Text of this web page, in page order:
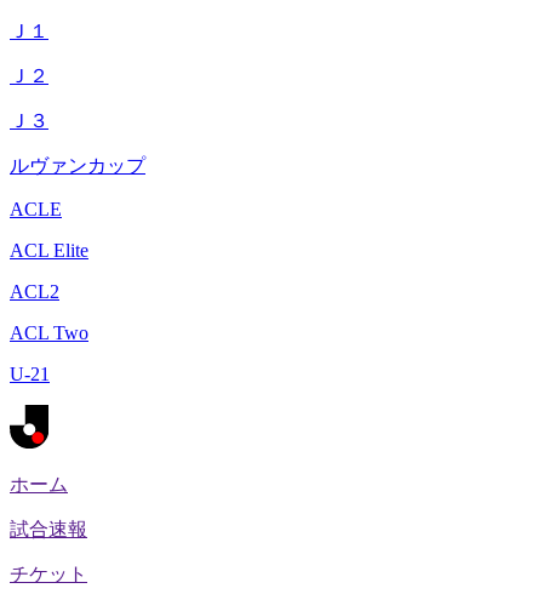
Ｊ１
Ｊ２
Ｊ３
ルヴァンカップ
ACLE
ACL Elite
ACL2
ACL Two
U-21
ホーム
試合速報
チケット